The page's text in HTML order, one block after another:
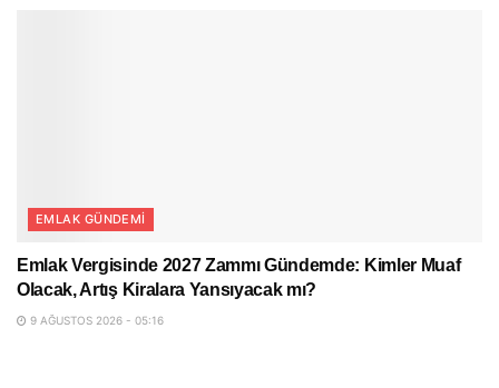
EMLAK GÜNDEMI
Emlak Vergisinde 2027 Zammı Gündemde: Kimler Muaf
Olacak, Artış Kiralara Yansıyacak mı?
9 AĞUSTOS 2026 - 05:16